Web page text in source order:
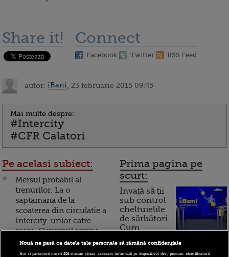
Share it! Connect
Facebook Twitter RSS Feed
autor: iBani , 23 februarie 2015 09:45
Mai multe despre:
#Intercity
#CFR Calatori
Pe acelasi subiect:
Mersul probabil al
trenurilor. La o
saptamana de la
scoaterea din circulatie a
Intercity-urilor catre
mare, Guvernul revine
asupra deciziei
Prima pagina pe
scurt:
Invață să ții
sub control
cheltuielile
de sărbători.
Cum
funcționează cardul de
Nouă ne pasă ca datele tale personale să rămână confidențiale
Noi și partenerii noștri201stocăm și/sau accesăm informații pe dispozitivul dvs., precum identificatorii